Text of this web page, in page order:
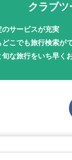
クラブ
のサービスが充実
どこでも旅行検索が
な旅行をいち早く